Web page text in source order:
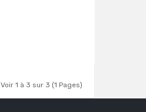
Voir 1 à 3 sur 3 (1 Pages)